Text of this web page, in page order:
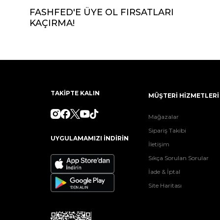
FASHFED'E ÜYE OL FIRSATLARI
KAÇIRMA!
TAKİPTE KALIN
UYGULAMAMIZI İNDİRİN
MÜŞTERİ HİZMETLERİ
Mağazalar
Sipariş Takibi
İletişim
Sıkça Sorulan Sorular
İade & İptal
Site Haritası